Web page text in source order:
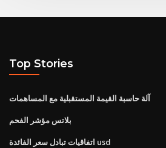
Top Stories
آلة حاسبة القيمة المستقبلية مع المساهمات
بلاتس مؤشر الفحم
اتفاقيات تبادل سعر الفائدة usd